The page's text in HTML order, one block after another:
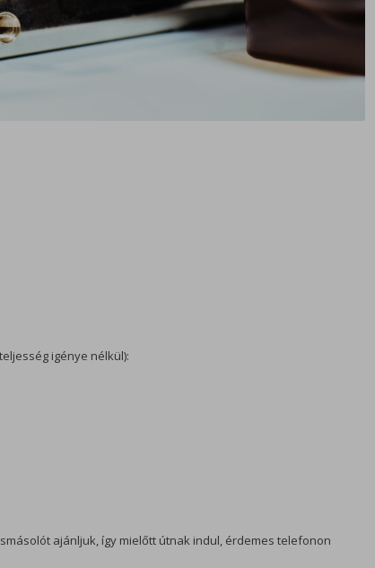
igénye nélkül):
ajánljuk, így mielőtt útnak indul, érdemes telefonon